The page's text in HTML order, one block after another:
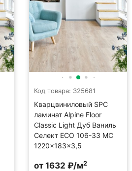
Код товара: 325681
Кварцвиниловый SPC
ламинат Alpine Floor
Classic Light Дуб Ваниль
Селект ECO 106-33 MC
1220×183×3,5
от 1632 ₽/м2